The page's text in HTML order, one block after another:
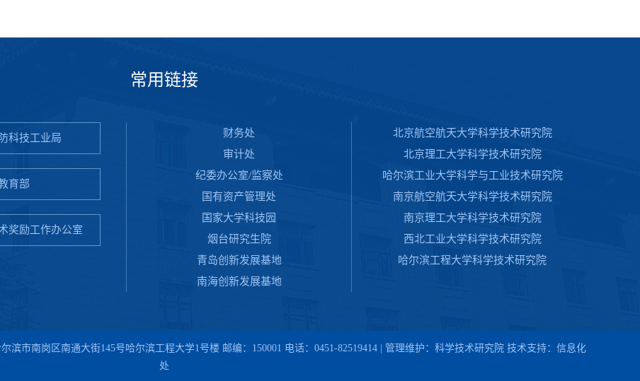
常用链接
科技工业局
育部
奖励工作办公室
财务处
审计处
纪委办公室/监察处
国有资产管理处
国家大学科技园
烟台研究生院
青岛创新发展基地
南海创新发展基地
北京航空航天大学科学技术研究院
北京理工大学科学技术研究院
哈尔滨工业大学科学与工业技术研究院
南京航空航天大学科学技术研究院
南京理工大学科学技术研究院
西北工业大学科学技术研究院
哈尔滨工程大学科学技术研究院
滨市南岗区南通大街145号哈尔滨工程大学1号楼 邮编：150001 电话：0451-82519414 | 管理维护：科学技术研究院 技术支持：信息化
处